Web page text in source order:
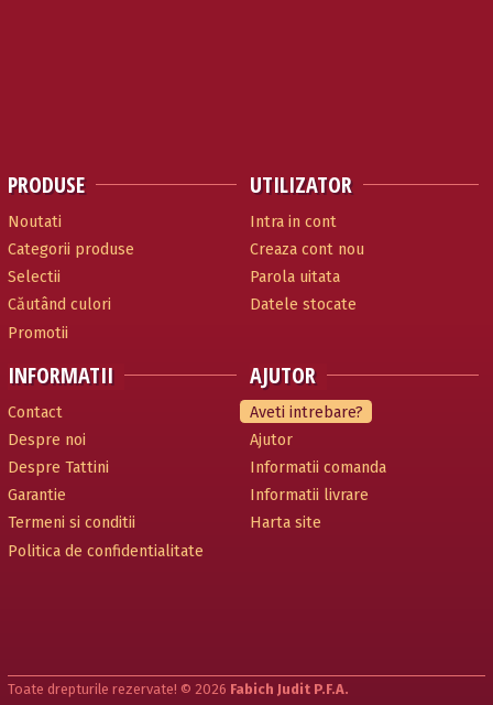
PRODUSE
Noutati
Categorii produse
Selectii
Căutând culori
Promotii
INFORMATII
Contact
Despre noi
Despre Tattini
Garantie
Termeni si conditii
Politica de confidentialitate
UTILIZATOR
Intra in cont
Creaza cont nou
Parola uitata
Datele stocate
AJUTOR
Aveti intrebare?
Ajutor
Informatii comanda
Informatii livrare
Harta site
Toate drepturile rezervate! © 2026 Fabich Judit P.F.A.